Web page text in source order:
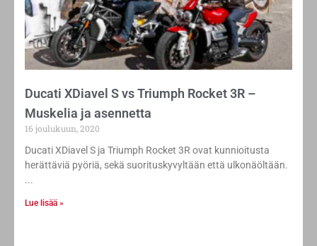
Ducati XDiavel S vs Triumph Rocket 3R –
Muskelia ja asennetta
16 joulukuun, 2020
Ducati XDiavel S ja Triumph Rocket 3R ovat kunnioitusta
herättäviä pyöriä, sekä suorituskyvyltään että ulkonäöltään.
Lue lisää »